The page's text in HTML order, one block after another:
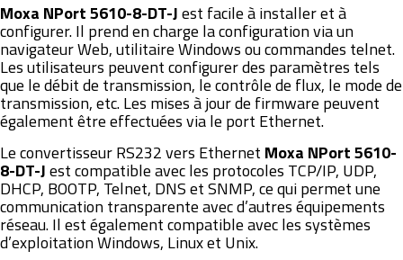
Moxa NPort 5610-8-DT-Jest facile à installer et à
configurer. Il prend en charge la configuration via un
navigateur Web, utilitaire Windows ou commandes telnet.
Les utilisateurs peuvent configurer des paramètres tels
que le débit de transmission, le contrôle de flux, le mode de
transmission, etc. Les mises à jour de firmware peuvent
également être effectuées via le port Ethernet.
Le convertisseur RS232 vers Ethernet Moxa NPort 5610-
8-DT-Jest compatible avec les protocoles TCP/IP, UDP,
DHCP, BOOTP, Telnet, DNS et SNMP, ce qui permet une
communication transparente avec d’autres équipements
réseau. Il est également compatible avec les systèmes
d’exploitation Windows, Linux et Unix.